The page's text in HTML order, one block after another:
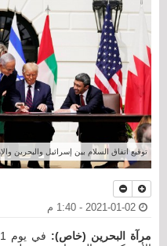
توقيع اتفاق السلام بين إسرائيل والبحرين
مرآة البحرين (خاص):